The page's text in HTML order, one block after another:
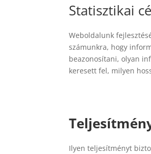
Statisztikai
Weboldalunk
számunkra, hogy
beazonosítani, olyan
keresett fel, milyen
Ilyen teljesítményt